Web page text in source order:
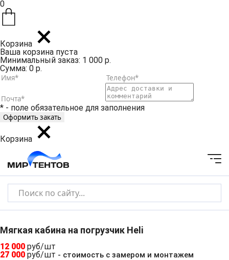
0
Корзина
Ваша корзина пуста
Минимальный заказ: 1 000 р.
Сумма: 0 р.
* - поле обязательное для заполнения
Корзина
Мягкая кабина на погрузчик Heli
12 000 руб/шт
27 000 руб/шт - стоимость с замером и монтажем